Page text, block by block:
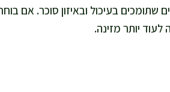
שתומכים בעיכול ובאיזון סוכר. אם
יותר מזינה.